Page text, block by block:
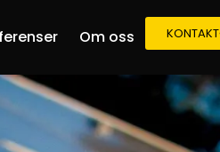
Om oss KONTAKT